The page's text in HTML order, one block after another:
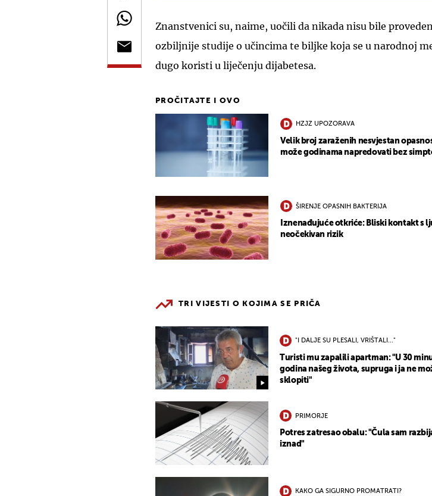
Znanstvenici su, naime, uočili da nikada nisu bile
ozbiljnije studije o učincima te biljke koja se u narodnoj
dugo koristi u liječenju dijabetesa.
PROČITAJTE I OVO
HZJZ UPOZORAVA
Velik broj zaraženih nesvjestan
može godinama napredovati bez
ŠIRENJE OPASNIH BAKTERIJA
Iznenađujuće otkriće: Bliski kontakt s
neočekivan rizik
TRI VIJESTI O KOJIMA SE PRIČA
"I DALJE SU PLESALI, VRIŠTALI..."
Turisti mu zapalili apartman: "U 30
godina našeg života, supruga i ja ne
sklopiti"
PRIMORJE
Potres zatresao obalu: "Čula sam
iznad"
KAKO GA SIGURNO PROMATRATI?